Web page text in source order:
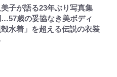
子が語る23年ぶり写真集
歳の妥協なき美ボディ
殻水着」を超える伝説の衣装
㎏ボディに驚きと心配 過
ちゃ美人」写真も再び
愛すぎ｣
ーター制への大反発か、
を追い詰めた｢欧州のボイ
な「意味深な表紙連載」
ネルの月での展開に、元王
海の謎めいた過去も…
いけない！「キャンプツー
」での「NGパッキング」7
全＆快適につながる「荷物